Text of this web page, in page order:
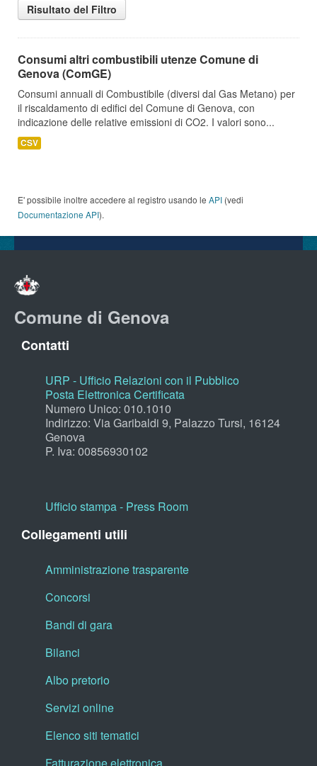
Risultato del Filtro
Consumi altri combustibili utenze Comune di
Genova (ComGE)
Consumi annuali di Combustibile (diversi dal Gas Metano) per
il riscaldamento di edifici del Comune di Genova, con
indicazione delle relative emissioni di CO2. I valori sono...
CSV
E' possibile inoltre accedere al registro usando le API (vedi
Documentazione API).
Comune di Genova
Contatti
URP - Ufficio Relazioni con il Pubblico
Posta Elettronica Certificata
Numero Unico: 010.1010
Indirizzo: Via Garibaldi 9, Palazzo Tursi, 16124
Genova
P. Iva: 00856930102
Ufficio stampa - Press Room
Collegamenti utili
Amministrazione trasparente
Concorsi
Bandi di gara
Bilanci
Albo pretorio
Servizi online
Elenco siti tematici